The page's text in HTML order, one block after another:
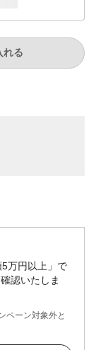
れる
5万円以上」で
認いたしま
ペーン対象外と